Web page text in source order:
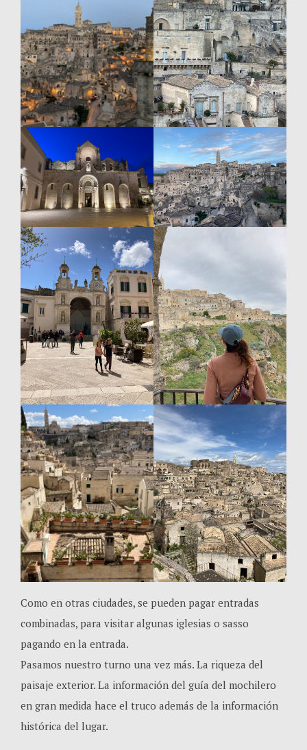
Como en otras ciudades, se pueden pagar entradas
combinadas, para visitar algunas iglesias o sasso
pagando en la entrada.
Pasamos nuestro turno una vez más. La riqueza del
paisaje exterior. La información del guía del mochilero
en gran medida hace el truco además de la información
histórica del lugar.